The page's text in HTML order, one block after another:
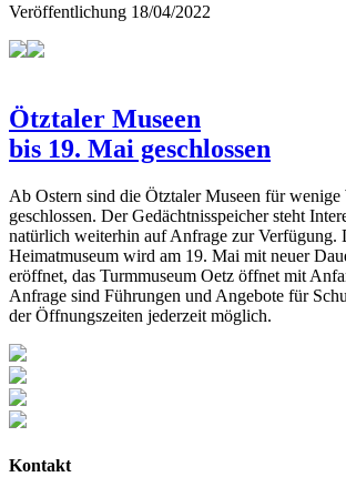
Veröffentlichung 18/04/2022
Ötztaler Museen
bis 19. Mai geschlossen
Ab Ostern sind die Ötztaler Museen für wenige
geschlossen. Der Gedächtnisspeicher steht
natürlich weiterhin auf Anfrage zur Verfügung.
Heimatmuseum wird am 19. Mai mit neuer
eröffnet, das Turmmuseum Oetz öffnet mit
Anfrage sind Führungen und Angebote für
der Öffnungszeiten jederzeit möglich.
Kontakt